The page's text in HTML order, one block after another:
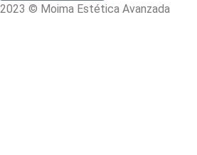
2023 © Moima Estética Avanzada